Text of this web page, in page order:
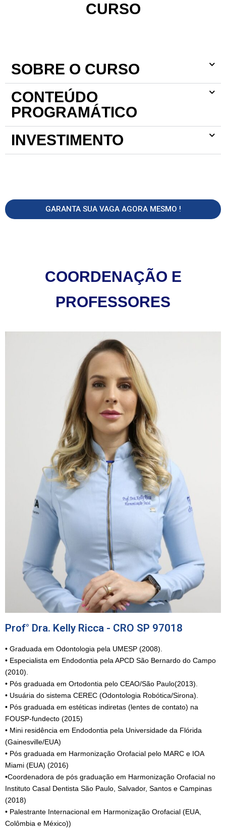
CURSO
SOBRE O CURSO
CONTEÚDO
PROGRAMÁTICO
INVESTIMENTO
GARANTA SUA VAGA AGORA MESMO !
COORDENAÇÃO E
PROFESSORES
Prof° Dra. Kelly Ricca - CRO SP 97018
• Graduada em Odontologia pela UMESP (2008).
• Especialista em Endodontia pela APCD São Bernardo do Campo
(2010).
• Pós graduada em Ortodontia pelo CEAO/São Paulo(2013).
• Usuária do sistema CEREC (Odontologia Robótica/Sirona).
• Pós graduada em estéticas indiretas (lentes de contato) na
FOUSP-fundecto (2015)
• Mini residência em Endodontia pela Universidade da Flórida
(Gainesville/EUA)
• Pós graduada em Harmonização Orofacial pelo MARC e IOA
Miami (EUA) (2016)
•Coordenadora de pós graduação em Harmonização Orofacial no
Instituto Casal Dentista São Paulo, Salvador, Santos e Campinas
(2018)
• Palestrante Internacional em Harmonização Orofacial (EUA,
Colômbia e México))